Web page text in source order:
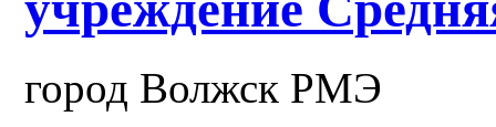
город Волжск РМЭ